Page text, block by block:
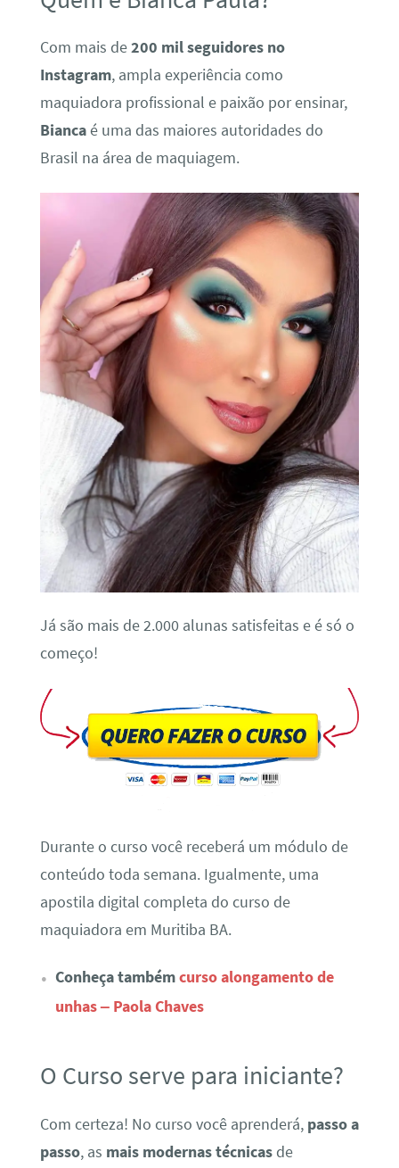
Com mais de200 mil seguidores no
Instagram, ampla experiência como
maquiadora profissional e paixão por ensinar,
Biancaé uma das maiores autoridades do
Brasil na área de maquiagem.
Já são mais de 2.000 alunas satisfeitas e é só o
começo!
Durante o curso você receberá um módulo de
conteúdo toda semana. Igualmente, uma
apostila digital completa do curso de
maquiadora em Muritiba BA.
Conheça tambémcurso alongamento de
unhas – Paola Chaves
O Curso serve para iniciante?
Com certeza! No curso você aprenderá, passo a
passo, as mais modernas técnicasde